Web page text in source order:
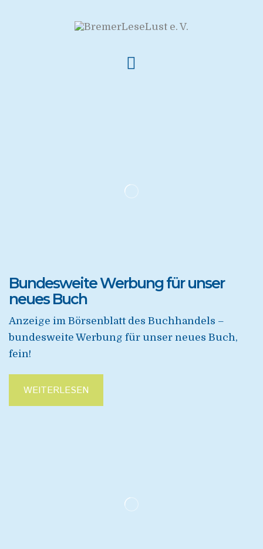
Bundesweite Werbung für unser
neues Buch
Anzeige im Börsenblatt des Buchhandels –
bundesweite Werbung für unser neues Buch,
fein!
WEITERLESEN